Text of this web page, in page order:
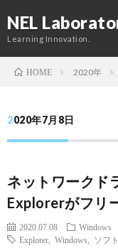
NEL
Learning Innovation.
HOME 2020年
2020年7月8日
ネットワークド
Explorerがフリ
2020.07.08
Windows
Explorer
Windows ソフ